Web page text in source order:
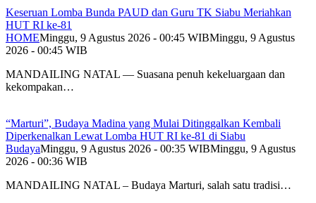
Keseruan Lomba Bunda PAUD dan Guru TK Siabu Meriahkan
HUT RI ke-81
HOMEMinggu, 9 Agustus 2026 - 00:45 WIBMinggu, 9 Agustus
2026 - 00:45 WIB
MANDAILING NATAL — Suasana penuh kekeluargaan dan
kekompakan…
“Marturi”, Budaya Madina yang Mulai Ditinggalkan Kembali
Diperkenalkan Lewat Lomba HUT RI ke-81 di Siabu
BudayaMinggu, 9 Agustus 2026 - 00:35 WIBMinggu, 9 Agustus
2026 - 00:36 WIB
MANDAILING NATAL – Budaya Marturi, salah satu tradisi…